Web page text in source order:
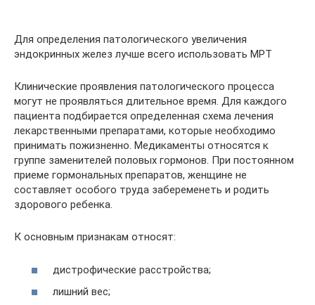
Для определения патологического увеличения
эндокринных желез лучше всего использовать МРТ
Клинические проявления патологического процесса
могут не проявляться длительное время. Для каждого
пациента подбирается определенная схема лечения
лекарственными препаратами, которые необходимо
принимать пожизненно. Медикаменты относятся к
группе заменителей половых гормонов. При постоянном
приеме гормональных препаратов, женщине не
составляет особого труда забеременеть и родить
здорового ребенка.
К основным признакам относят:
дистрофические расстройства;
лишний вес;